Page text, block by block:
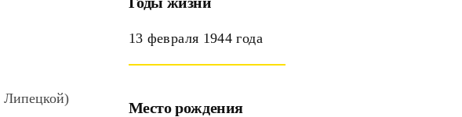
Липецкой)
13 февраля 1944 года
Место рождения